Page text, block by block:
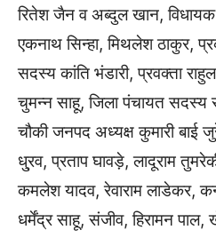
रितेश जैन व अब्दुल खान, विधायक
एकनाथ सिन्हा, मिथलेश ठाकुर,
सदस्य कांति भंडारी, प्रवक्ता राहुल
चुमन्न साहू, जिला पंचायत सदस्य
चौकी जनपद अध्यक्ष कुमारी बाई
धु्रव, प्रताप घावड़े, लादूराम
कमलेश यादव, रेवाराम लाडेकर,
धर्मेंद्र साहू, संजीव, हिरामन पाल,